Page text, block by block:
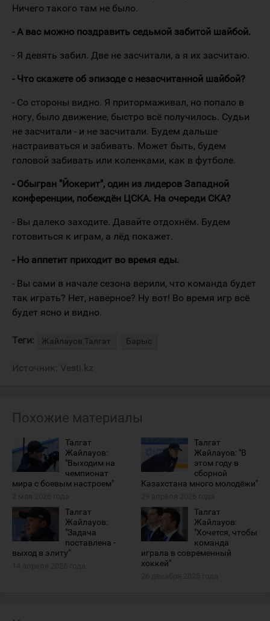
Ничего такого там не было.
- А вас можно поздравить седьмой забитой шайбой.
- Я девять забил. Две не засчитали, а я их засчитаю.
- Что скажете об эпизоде с незасчитанной шайбой?
- Со стороны видно. Я притормаживал, но попало в
ногу, было движение, быстро всё получилось. Судьи
не засчитали - и не засчитали. Будем дальше
настраиваться и забивать. Может быть, будем
головой забивать или коленками, как в футболе.
- Обыгран "Йокерит", один из лидеров Западной
конференции, побеждён ЦСКА. На очереди СКА?
- Вы далеко заходите. Давайте отдохнём. Будем
готовиться к играм, а лёд покажет.
- Но аппетит приходит во время еды.
- Вы сами в начале сезона верили, что команда будет
так играть? Нет, наверное? Ну вот! Во время игр всё
будет ясно и видно.
Теги: Жайлауов Талгат Барыс
Источник: Vesti.kz
Похожие материалы
Талгат
Жайлауов:
"Выходим на
чемпионат
мира с боевым настроем"
Талгат
Жайлауов: "В
этом году в
сборной
Казахстана много молодёжи"
Талгат
Жайлауов:
"Задача
поставлена -
выход в элиту"
Талгат
Жайлауов:
"Хочется, чтобы
команда
играла в современный
хоккей"